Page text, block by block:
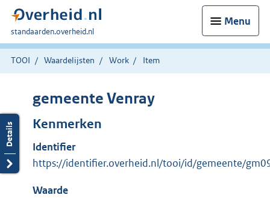
Menu
U
bent
hier:
standaarden.overheid.nl
TOOI Waardelijsten Work Item
gemeente Venray
Kenmerken
Identifier
https://identifier.overheid.nl/tooi/id/gemeente/
Waarde